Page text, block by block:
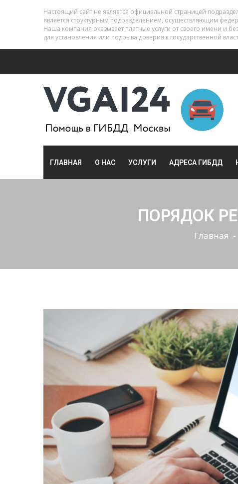
Настоящий сайт не является официальной страницей
является структурным подразделением, осуществляющим
Наша компания оказывает платные услуги от своего имени и
для установления или подрыва доверия к государственной
ГЛАВНАЯ О НАС УСЛУГИ АДРЕСА ГИБДД
ПОРЯДОК
Главная -